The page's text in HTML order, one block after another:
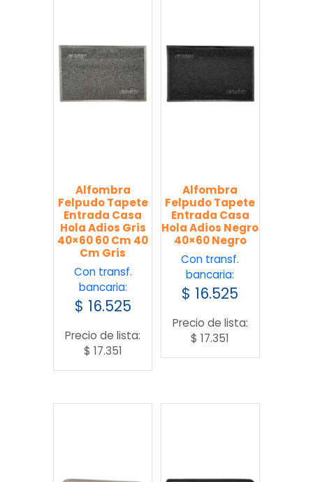
Alfombra
Felpudo Tapete
Entrada Casa
Hola Adios Gris
40×60 60 Cm 40
Cm Gris
Con transf.
bancaria:
$ 16.525
Precio de lista:
$ 17.351
Alfombra
Felpudo Tapete
Entrada Casa
Hola Adios Negro
40×60 Negro
Con transf.
bancaria:
$ 16.525
Precio de lista:
$ 17.351